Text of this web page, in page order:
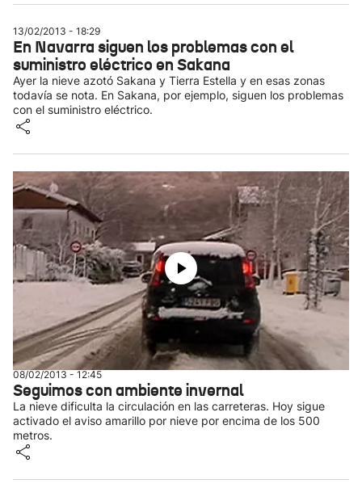
13/02/2013 - 18:29
En Navarra siguen los problemas con el
suministro eléctrico en Sakana
Ayer la nieve azotó Sakana y Tierra Estella y en esas zonas
todavía se nota. En Sakana, por ejemplo, siguen los problemas
con el suministro eléctrico.
08/02/2013 - 12:45
Seguimos con ambiente invernal
La nieve dificulta la circulación en las carreteras. Hoy sigue
activado el aviso amarillo por nieve por encima de los 500
metros.